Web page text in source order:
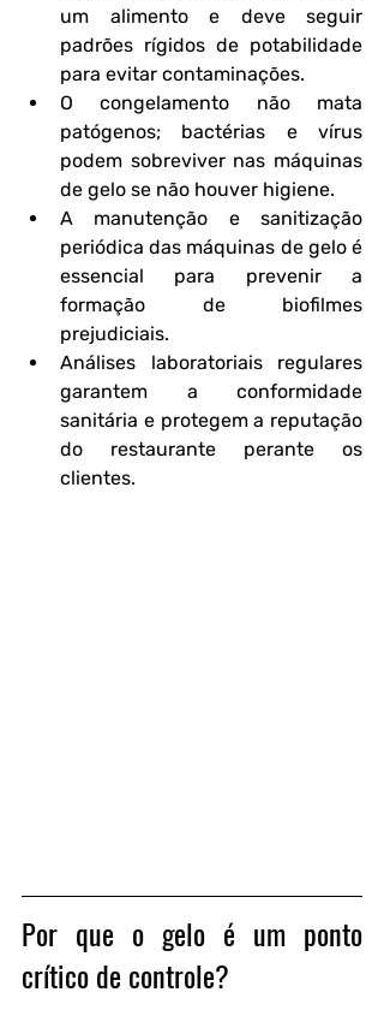
um alimento e deve seguir
padrões rígidos de potabilidade
para evitar contaminações.
O congelamento não mata
patógenos; bactérias e vírus
podem sobreviver nas máquinas
de gelo se não houver higiene.
A manutenção e sanitização
periódica das máquinas de gelo é
essencial para prevenir a
formação de biofilmes
prejudiciais.
Análises laboratoriais regulares
garantem a conformidade
sanitária e protegem a reputação
do restaurante perante os
clientes.
Por que o gelo é um ponto
crítico de controle?